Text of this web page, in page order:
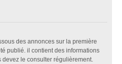
des annonces sur la première
publié. il contient des informations
le consulter régulièrement.